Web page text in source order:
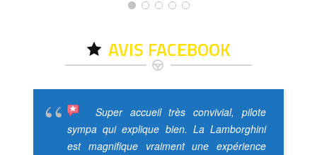
AVIS FACEBOOK
Super accueil très convivial, pilote
sympa qui explique bien. La Lamborghini
est magnifique vraiment une expérience